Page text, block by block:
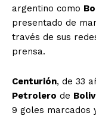
argentino como
presentado de
través de sus
prensa.
Centurión, de 33
Petrolero de
9 goles marcados